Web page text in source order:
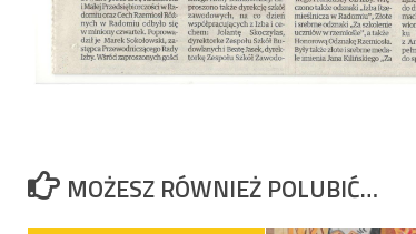
MOŻESZ RÓWNIEŻ POLUBIĆ…